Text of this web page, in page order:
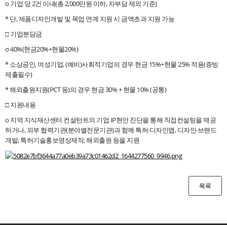
o 기업 당 2건 이내(총 2,000만원 이하, 자부담 제외 기준)
* 단, 제품디자인개발 및 목업 연계 지원 시 금액초과 지원 가능
□ 기업분담금
o 40%(현금20%+현물20%)
* 소상공인, 여성기업, (예비)사회적기업의 경우 현금 15%+현물 25% 적용(증빙
제출필수)
* 해외출원지원(PCT 등)의 경우 현금 30% + 현물 10% (공통)
□ 지원내용
o 지역 지식재산센터 컨설턴트의 기업 IP현안 진단을 통해 직접컨설팅을 제공
하거나, 외부 협력기관(분야별전문기관)과 함께 특허·디자인맵, 디자인·브랜드
개발, 특허기술홍보영상제작, 해외출원 등을 지원
목록